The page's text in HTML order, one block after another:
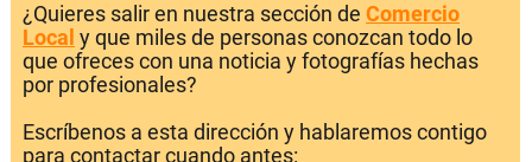
¿Quieres salir en nuestra sección de Comercio
Local y que miles de personas conozcan todo lo
que ofreces con una noticia y fotografías hechas
por profesionales?
Escríbenos a esta dirección y hablaremos contigo
para contactar cuando antes: